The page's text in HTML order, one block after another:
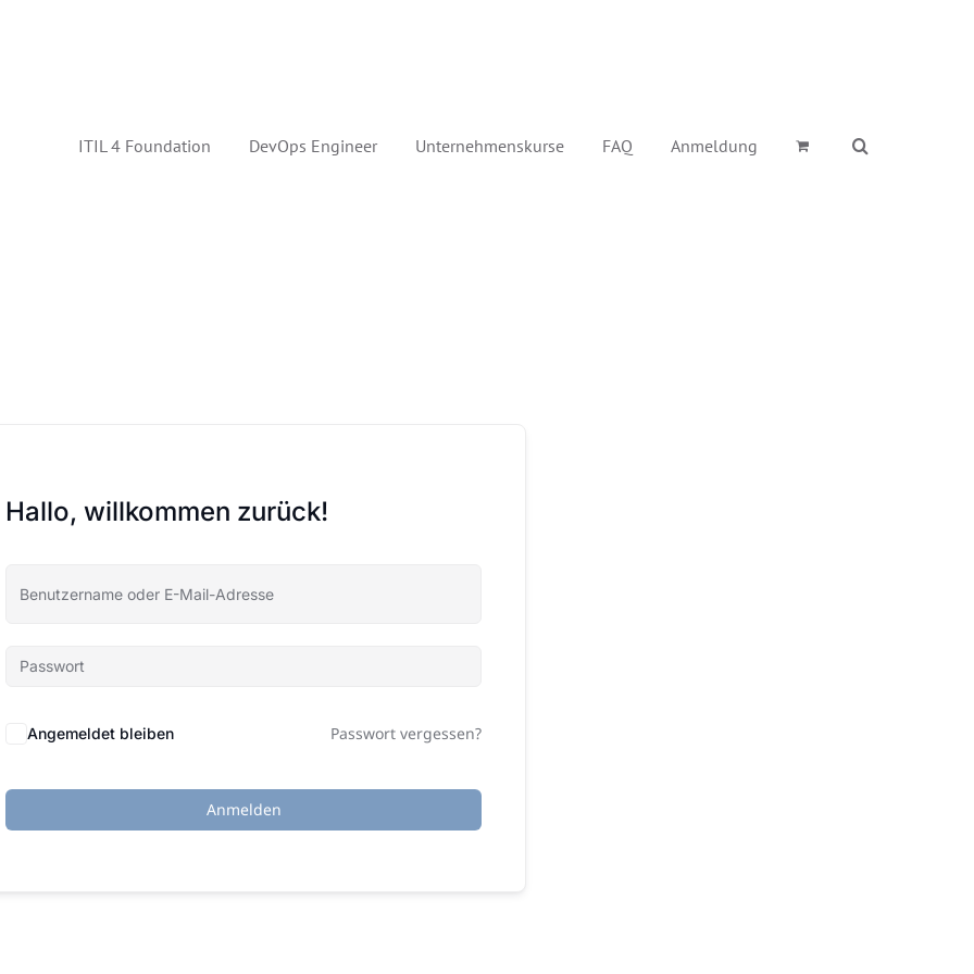
ITIL 4 Foundation DevOps Engineer Unternehmenskurse FAQ Anmeldung
Hallo, willkommen zurück!
Angemeldet bleiben Passwort vergessen?
Anmelden